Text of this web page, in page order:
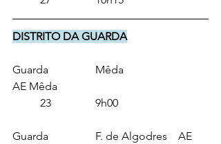
DISTRITO DA GUARDA
Guarda		Mêda
AE Mêda
	23		9h00
Guarda		F. de Algodres  	AE